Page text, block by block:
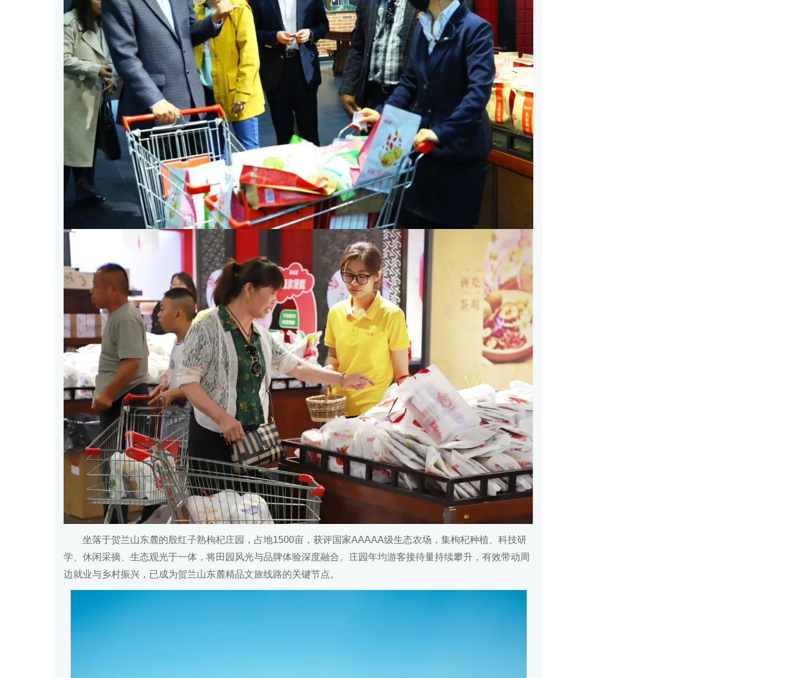
坐落于贺兰山东麓的殷红子熟枸杞庄园，占地1500亩，获评国家AAAAA级生态农场，集枸杞种植、科技研
学、休闲采摘、生态观光于一体，将田园风光与品牌体验深度融合。庄园年均游客接待量持续攀升，有效带动周
边就业与乡村振兴，已成为贺兰山东麓精品文旅线路的关键节点。